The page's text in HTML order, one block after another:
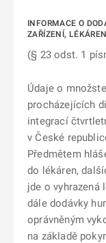
INFORMACE O
ZAŘÍZENÍ,
(§ 23 odst. 1
Údaje o
procházejících
integrací
v České
Předmětem
do lékáren,
jde o vyhrazená
dále dodávky
oprávněným
na základě